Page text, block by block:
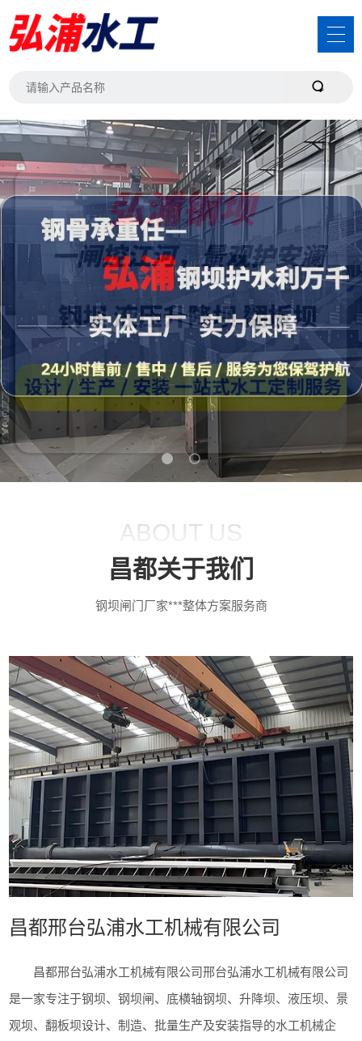
ABOUT US
昌都关于我们
钢坝闸门厂家***整体方案服务商
昌都邢台弘浦水工机械有限公司
昌都邢台弘浦水工机械有限公司邢台弘浦水工机械有限公司
是一家专注于钢坝、钢坝闸、底横轴钢坝、升降坝、液压坝、景
观坝、翻板坝设计、制造、批量生产及安装指导的水工机械企